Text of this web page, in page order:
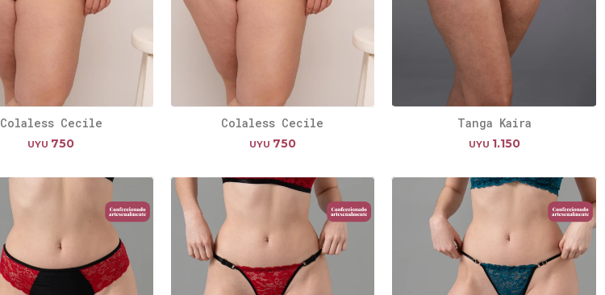
Colaless Cecile
UYU 750
Colaless Cecile
UYU 750
Tanga Kaira
UYU 1.150